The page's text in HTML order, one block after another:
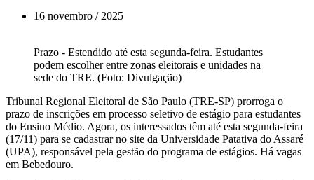
16 novembro / 2025
Prazo - Estendido até esta segunda-feira. Estudantes
podem escolher entre zonas eleitorais e unidades na
sede do TRE. (Foto: Divulgação)
Tribunal Regional Eleitoral de São Paulo (TRE-SP) prorroga o
prazo de inscrições em processo seletivo de estágio para estudantes
do Ensino Médio. Agora, os interessados têm até esta segunda-feira
(17/11) para se cadastrar no site da Universidade Patativa do Assaré
(UPA), responsável pela gestão do programa de estágios. Há vagas
em Bebedouro.